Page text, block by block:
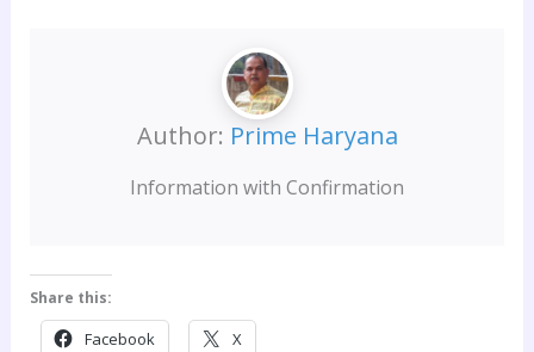
Author: Prime Haryana
Information with Confirmation
Share this:
Facebook X